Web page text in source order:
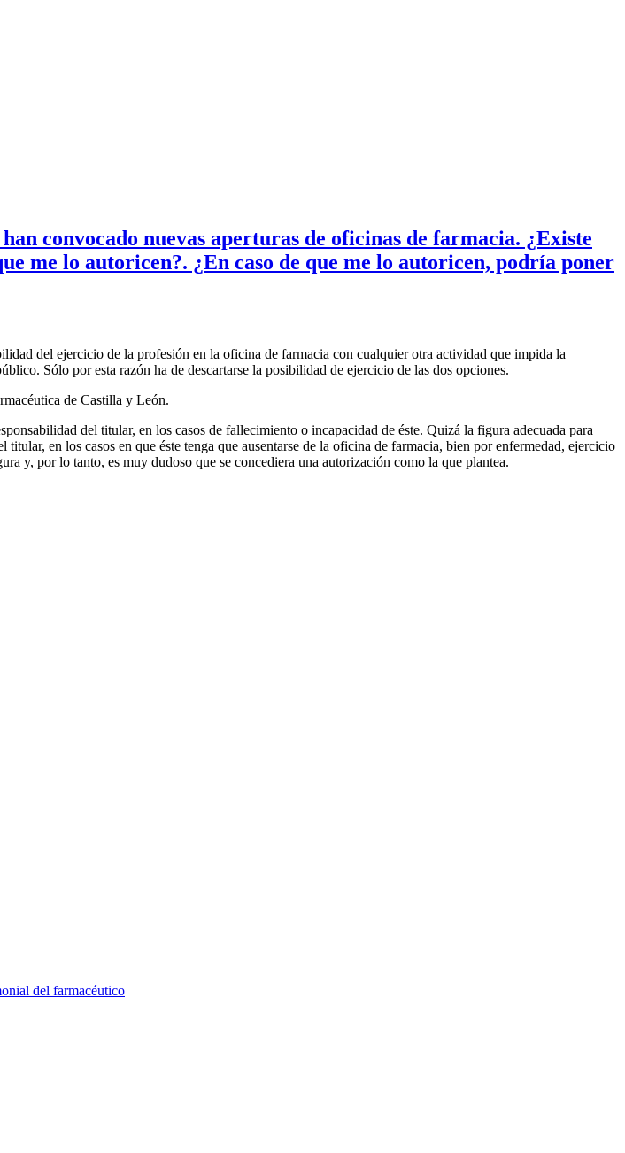
convocado nuevas aperturas de oficinas de farmacia. ¿Existe
me lo autoricen?. ¿En caso de que me lo autoricen, podría poner
del ejercicio de la profesión en la oficina de farmacia con cualquier otra actividad que impida la
Sólo por esta razón ha de descartarse la posibilidad de ejercicio de las dos opciones.
de Castilla y León.
del titular, en los casos de fallecimiento o incapacidad de éste. Quizá la figura adecuada para
en los casos en que éste tenga que ausentarse de la oficina de farmacia, bien por enfermedad, ejercicio
y, por lo tanto, es muy dudoso que se concediera una autorización como la que plantea.
del farmacéutico